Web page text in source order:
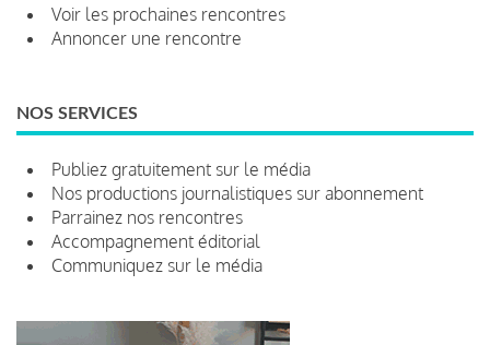
Voir les prochaines rencontres
Annoncer une rencontre
NOS SERVICES
Publiez gratuitement sur le média
Nos productions journalistiques sur abonnement
Parrainez nos rencontres
Accompagnement éditorial
Communiquez sur le média